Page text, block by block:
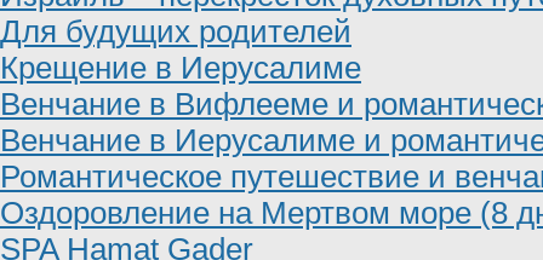
Для будущих родителей
Крещение в Иерусалиме
Венчание в Вифлееме и
Венчание в Иерусалиме и
Романтическое путешествие и
Оздоровление на Мертвом море (8
SPA Hamat Gader